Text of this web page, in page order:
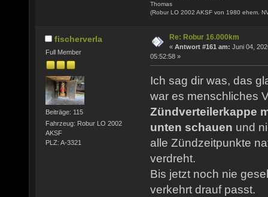
Thomas
(Robur LO 2002 AKSF von 1980 ehem.
fischerverla
Full Member
Beiträge: 115
Fahrzeug: Robur LO 2002
AKSF
PLZ: A-3321
Re: Robur 16.000km
« Antwort #161 am: Juni 04,
05:52:58 »
Ich sag dir was, das
war es menschliches
Zündverteilerkappe
unten schauen und
alle Zündzeitpunkte
verdreht.
Bis jetzt noch nie
verkehrt drauf passt.